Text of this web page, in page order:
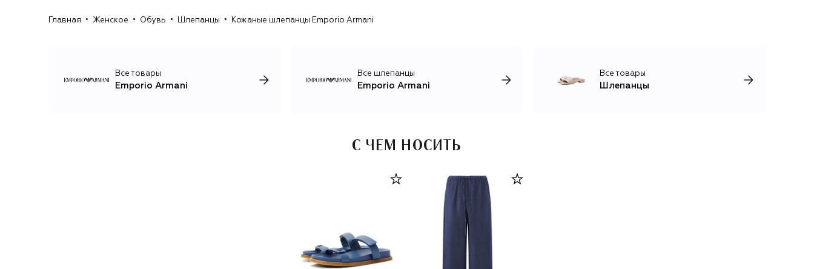
аксессуаров и обуви: головные уборы, кроссовки,
Главная Женское Обувь Шлепанцы Кожаные шлепанцы Emporio Armani
Все товары
Emporio Armani
Все шлепанцы
Emporio Armani
Все товары
Шлепанцы
С ЧЕМ НОСИТЬ